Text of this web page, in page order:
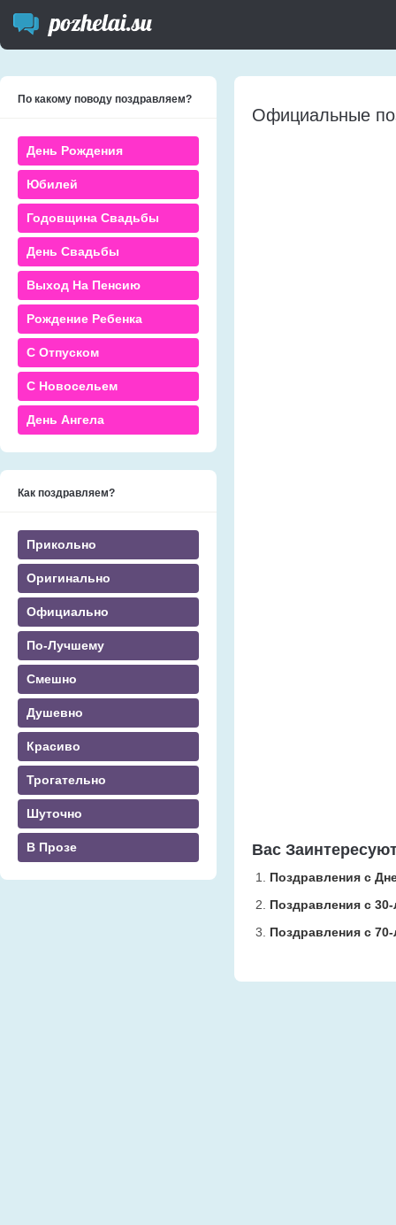
По какому поводу поздравляем?
День Рождения
Юбилей
Годовщина Свадьбы
День Свадьбы
Выход На Пенсию
Рождение Ребенка
С Отпуском
С Новосельем
День Ангела
Как поздравляем?
Прикольно
Оригинально
Официально
По-Лучшему
Смешно
Душевно
Красиво
Трогательно
Шуточно
В Прозе
Официальные
Вас
Поздравления с
Поздравления с
Поздравления с